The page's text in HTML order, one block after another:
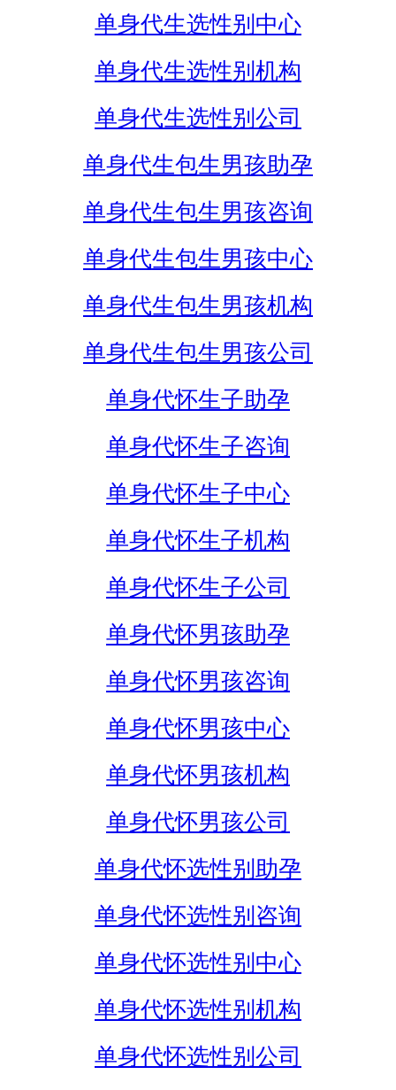
单身代生选性别中心
单身代生选性别机构
单身代生选性别公司
单身代生包生男孩助孕
单身代生包生男孩咨询
单身代生包生男孩中心
单身代生包生男孩机构
单身代生包生男孩公司
单身代怀生子助孕
单身代怀生子咨询
单身代怀生子中心
单身代怀生子机构
单身代怀生子公司
单身代怀男孩助孕
单身代怀男孩咨询
单身代怀男孩中心
单身代怀男孩机构
单身代怀男孩公司
单身代怀选性别助孕
单身代怀选性别咨询
单身代怀选性别中心
单身代怀选性别机构
单身代怀选性别公司